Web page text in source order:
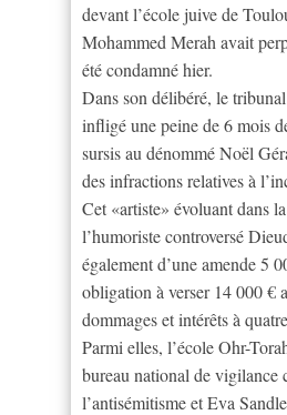
devant l’école juive de
Mohammed Merah avait
été condamné hier.
Dans son délibéré, le
infligé une peine de 6 mois
sursis au dénommé Noël
des infractions relatives à
Cet «artiste» évoluant dans
l’humoriste controversé
également d’une amende 5
obligation à verser 14 000 €
dommages et intérêts à
Parmi elles, l’école Ohr-
bureau national de vigilance
l’antisémitisme et Eva